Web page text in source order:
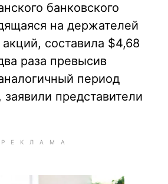
банковского
на держателей
составила $4,68
раза превысив
период
представители